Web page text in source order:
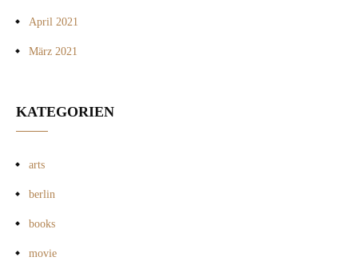
April 2021
März 2021
KATEGORIEN
arts
berlin
books
movie